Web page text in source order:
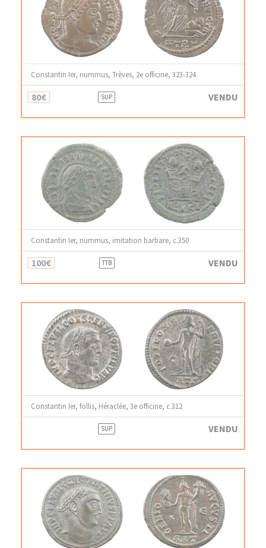
Constantin Ier, nummus, Trèves, 2e officine, 323-324
80€ SUP VENDU
Constantin Ier, nummus, imitation barbare, c.350
100€ TTB VENDU
Constantin Ier, follis, Héraclée, 3e officine, c.312
SUP VENDU